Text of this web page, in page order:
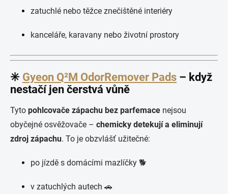
zatuchlé nebo těžce znečištěné interiéry
kanceláře, karavany nebo životní prostory
✳️ Gyeon Q²M OdorRemover Pads – když
nestačí jen čerstvá vůně
Tyto pohlcovače zápachu bez parfemace nejsou
obyčejné osvěžovače – chemicky detekují a eliminují
zdroj zápachu. To je obzvlášť užitečné:
po jízdě s domácími mazlíčky 🐕
v zatuchlých autech 🚗